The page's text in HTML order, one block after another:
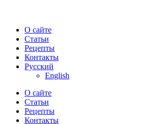
О сайте
Статьи
Рецепты
Контакты
Русский
English
О сайте
Статьи
Рецепты
Контакты